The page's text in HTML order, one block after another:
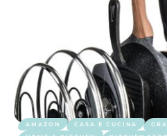
AMAZON CASA E CUCINA